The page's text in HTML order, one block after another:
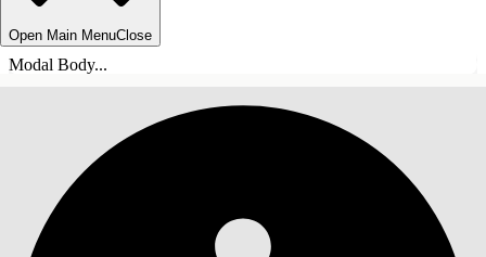
Open Main MenuClose
Modal Body...